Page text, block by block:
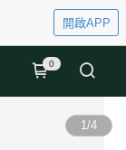
開啟APP
0
1/4